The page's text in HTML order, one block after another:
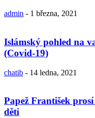
admin - 1 března, 2021
Islámský pohled na
(Covid-19)
chatib - 14 ledna, 2021
Papež František
děti